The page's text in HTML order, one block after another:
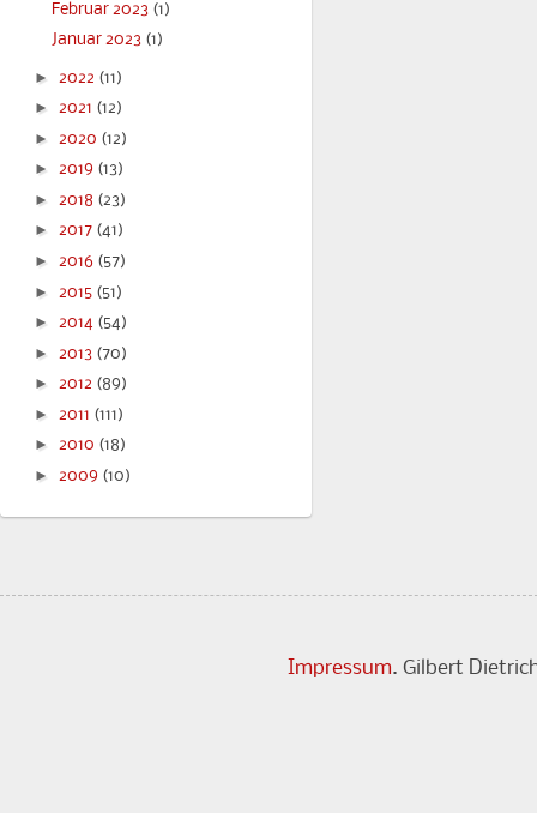
Februar 2023 (1)
Januar 2023 (1)
► 2022 (11)
► 2021 (12)
► 2020 (12)
► 2019 (13)
► 2018 (23)
► 2017 (41)
► 2016 (57)
► 2015 (51)
► 2014 (54)
► 2013 (70)
► 2012 (89)
► 2011 (111)
► 2010 (18)
► 2009 (10)
Impressum. Gilbert